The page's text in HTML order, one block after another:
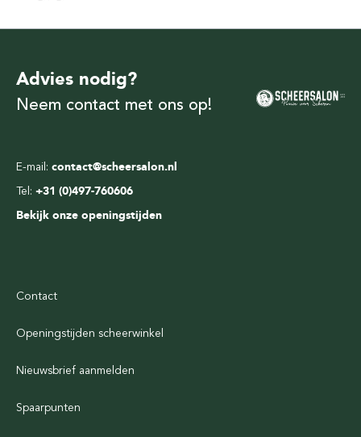
E-mail: contact@scheersalon.nl
Tel: +31 (0)497-760606
Bekijk onze openingstijden
Advies nodig?
Neem contact met ons op!
Contact
Openingstijden scheerwinkel
Nieuwsbrief aanmelden
Spaarpunten